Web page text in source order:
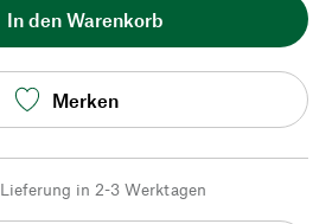
In den Warenkorb
Merken
Lieferung in 2-3 Werktagen